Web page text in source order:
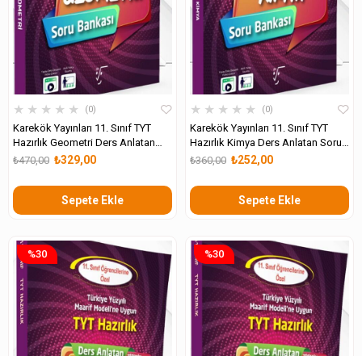
★ ★ ★ ★ ★ 0
Karekök Yayınları 11. Sınıf TYT
Hazırlık Geometri Ders Anlatan
Soru Bankası₺329,00
₺470,00
Sepete Ekle
★ ★ ★ ★ ★ 0
Karekök Yayınları 11. Sınıf TYT
Hazırlık Kimya Ders Anlatan Soru
Bankası ₺252,00
₺360,00
Sepete Ekle
%30 %30